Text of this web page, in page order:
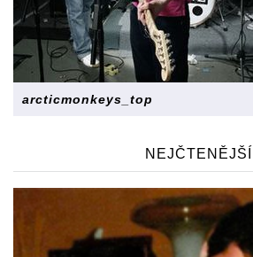
arcticmonkeys_top
NEJČTENĚJŠÍ